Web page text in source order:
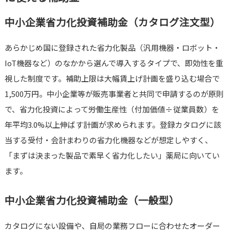
中小企業省力化投資補助金（カタログ注文型）
あらかじめ国に登録された省力化製品（汎用機器・ロボット・
IoT機器など）のなかから選んで導入するタイプで、即効性を重
視した制度です。補助上限は大幅賃上げ計画を盛り込む場合で
1,500万円。中小企業等が販売事業者と共同で申請するのが原則
で、省力化投資によって労働生産性（付加価値÷従業員数）を
年平均3.0%以上伸ばす計画が求められます。登録カタログに該
当する受付・会計まわりの省力化機器などが想定しやすく、
「まずは決まった製品で素早く省力化したい」薬局に向いてい
ます。
中小企業省力化投資補助金（一般型）
カタログにない設備や、自局の業務フローに合わせたオーダー